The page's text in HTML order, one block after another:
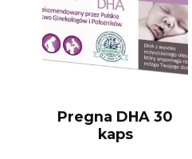
Pregna DHA 30
kaps